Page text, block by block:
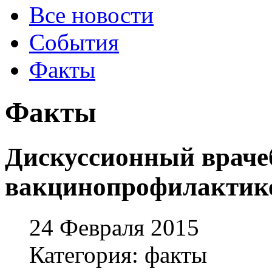
Все новости
События
Факты
Факты
Дискуссионный
24 Февраля 2015
Категория: факты